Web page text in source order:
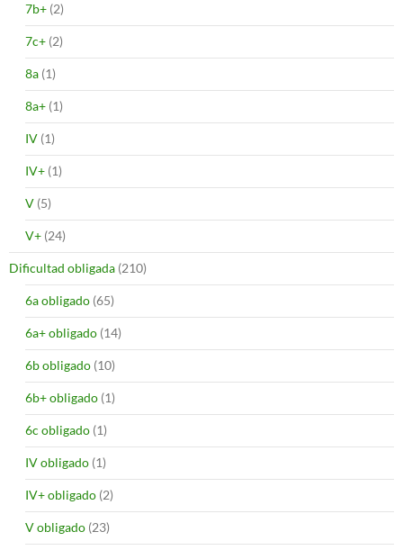
7b+ (2)
7c+ (2)
8a (1)
8a+ (1)
IV (1)
IV+ (1)
V (5)
V+ (24)
Dificultad obligada (210)
6a obligado (65)
6a+ obligado (14)
6b obligado (10)
6b+ obligado (1)
6c obligado (1)
IV obligado (1)
IV+ obligado (2)
V obligado (23)